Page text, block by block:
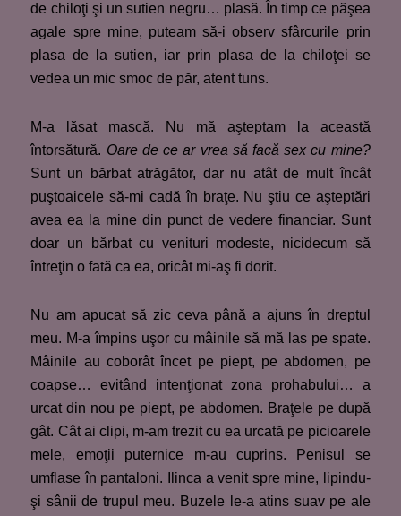
de chiloţi şi un sutien negru… plasă. În timp ce păşea
agale spre mine, puteam să-i observ sfârcurile prin
plasa de la sutien, iar prin plasa de la chiloţei se
vedea un mic smoc de păr, atent tuns.
M-a lăsat mască. Nu mă aşteptam la această
întorsătură. Oare de ce ar vrea să facă sex cu mine?
Sunt un bărbat atrăgător, dar nu atât de mult încât
puştoaicele să-mi cadă în braţe. Nu ştiu ce aşteptări
avea ea la mine din punct de vedere financiar. Sunt
doar un bărbat cu venituri modeste, nicidecum să
întreţin o fată ca ea, oricât mi-aş fi dorit.
Nu am apucat să zic ceva până a ajuns în dreptul
meu. M-a împins uşor cu mâinile să mă las pe spate.
Mâinile au coborât încet pe piept, pe abdomen, pe
coapse… evitând intenţionat zona prohabului… a
urcat din nou pe piept, pe abdomen. Braţele pe după
gât. Cât ai clipi, m-am trezit cu ea urcată pe picioarele
mele, emoţii puternice m-au cuprins. Penisul se
umflase în pantaloni. Ilinca a venit spre mine, lipindu-
şi sânii de trupul meu. Buzele le-a atins suav pe ale